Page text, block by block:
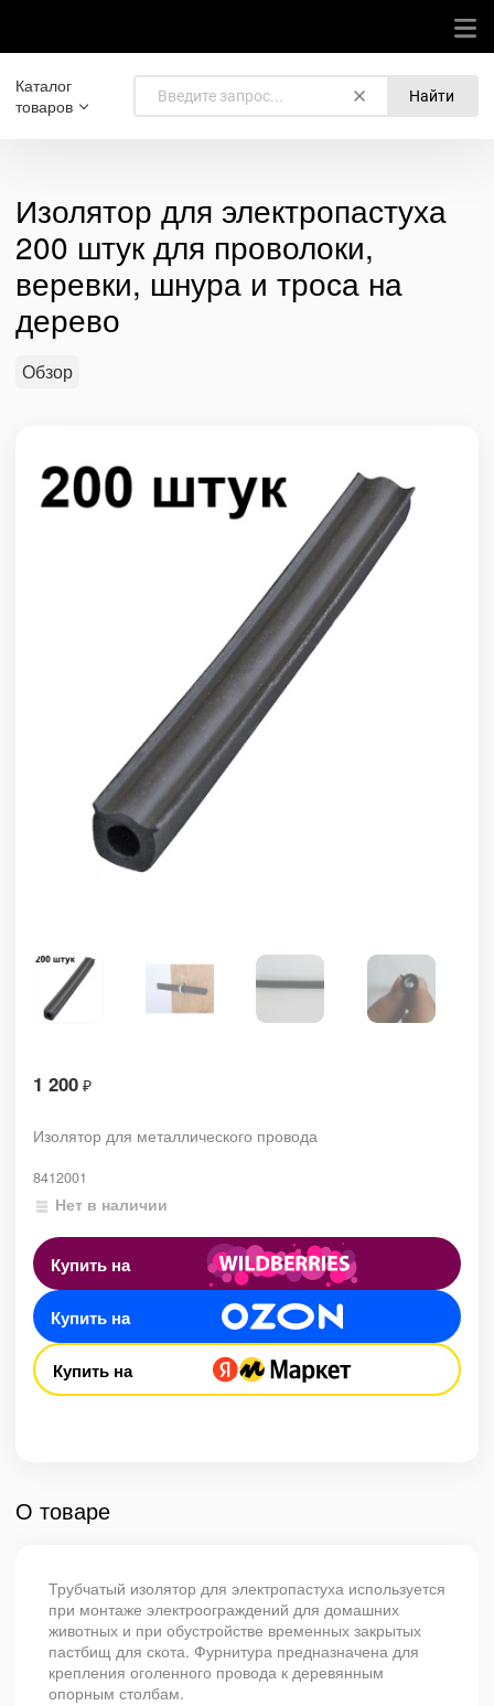
Каталог
товаров
Найти
Изолятор для электропастуха
200 штук для проволоки,
веревки, шнура и троса на
дерево
Обзор
1 200 ₽
Изолятор для металлического провода
8412001
Нет в наличии
Купить на
Купить на
Купить на
О товаре
Трубчатый изолятор для электропастуха используется
при монтаже электроограждений для домашних
животных и при обустройстве временных закрытых
пастбищ для скота. Фурнитура предназначена для
крепления оголенного провода к деревянным
опорным столбам.